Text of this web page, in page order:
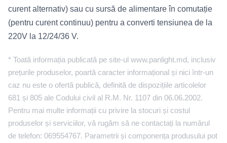
curent alternativ) sau cu sursă de alimentare în comutație
(pentru curent continuu) pentru a converti tensiunea de la
220V la 12/24/36 V.
* Toată informația publicată pe site-ul www.panlight.md, inclusiv
prețurile produselor, poartă caracter informațional și nici într-un
caz nu este o ofertă publică, definită de dispozițiile articolelor
681 și 805 ale Codului civil al R.M. Nr. 1107 din 06.06.2002.
Pentru mai multe informații cu privire la stocuri și costul
produselor și serviciilor, vă rugăm să ne contactați la numărul
de telefon: 069554767. Parametrii și componența produsului pot